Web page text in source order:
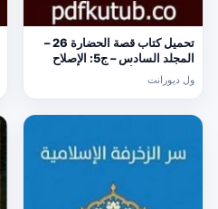
تحميل كتاب قصة الحضارة 26 –
المجلد السادس – ج5: الإصلاح
مجانا [كامل]
ول ديورانت